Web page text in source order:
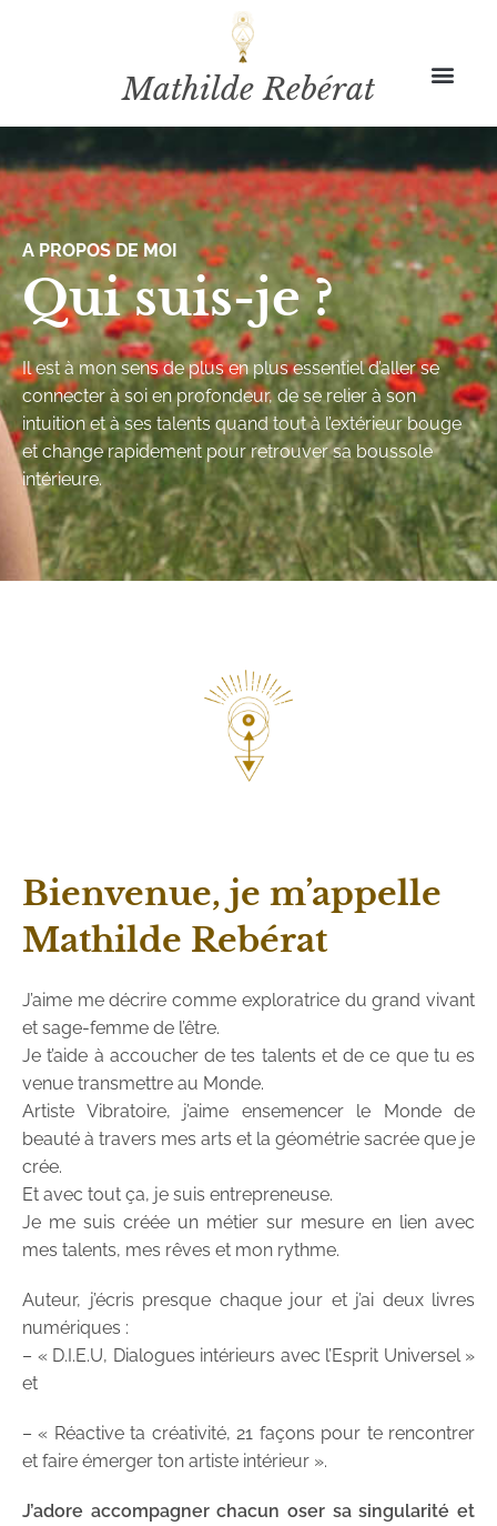
Mathilde Rebérat
A PROPOS DE MOI
Qui suis-je ?
Il est à mon sens de plus en plus essentiel d’aller se
connecter à soi en profondeur, de se relier à son
intuition et à ses talents quand tout à l’extérieur bouge
et change rapidement pour retrouver sa boussole
intérieure.
Bienvenue, je m’appelle
Mathilde Rebérat
J’aime me décrire comme exploratrice du grand vivant
et sage-femme de l’être.
Je t’aide à accoucher de tes talents et de ce que tu es
venue transmettre au Monde.
Artiste Vibratoire, j’aime ensemencer le Monde de
beauté à travers mes arts et la géométrie sacrée que je
crée.
Et avec tout ça, je suis entrepreneuse.
Je me suis créée un métier sur mesure en lien avec
mes talents, mes rêves et mon rythme.
Auteur, j’écris presque chaque jour et j’ai deux livres
numériques :
– « D.I.E.U, Dialogues intérieurs avec l’Esprit Universel »
et
– « Réactive ta créativité, 21 façons pour te rencontrer
et faire émerger ton artiste intérieur ».
J’adore accompagner chacun oser sa singularité et